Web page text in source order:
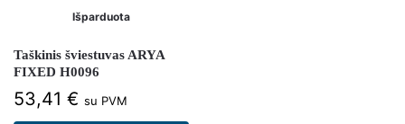
Išparduota
Taškinis šviestuvas ARYA
FIXED H0096
53,41 € su PVM